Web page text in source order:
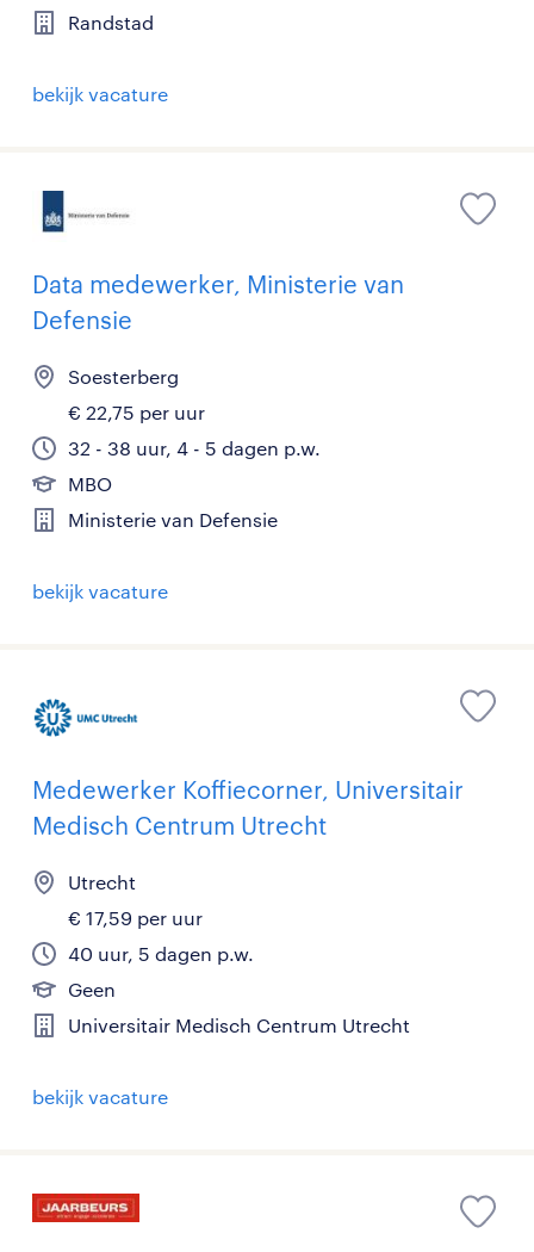
Randstad
bekijk vacature
Data medewerker, Ministerie van
Defensie
Soesterberg
€ 22,75 per uur
32 - 38 uur, 4 - 5 dagen p.w.
MBO
Ministerie van Defensie
bekijk vacature
Medewerker Koffiecorner, Universitair
Medisch Centrum Utrecht
Utrecht
€ 17,59 per uur
40 uur, 5 dagen p.w.
Geen
Universitair Medisch Centrum Utrecht
bekijk vacature